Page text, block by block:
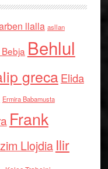
llalla asllan
Behlul
grecaElida
Ermira Babamusta
Frank
Llojdia Ilir